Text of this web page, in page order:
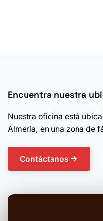
Encuentra nuestra
Nuestra oficina está
Almería, en una zona de
Contáctanos